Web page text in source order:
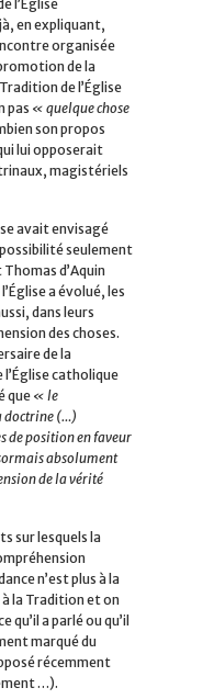
l’Église
en expliquant,
organisée
de la
de l’Église
pas « quelque chose
son propos
lui opposerait
magistériels
avait envisagé
seulement
d’Aquin
a évolué, les
dans leurs
des choses.
de la
catholique
que« le
doctrine (…)
de position en faveur
absolument
de la vérité
sur lesquels la
n’est plus à la
la Tradition et on
a parlé ou qu’il
marqué du
récemment
…).